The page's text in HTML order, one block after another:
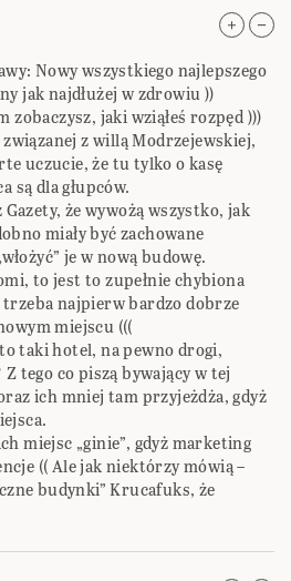
Nowy wszystkiego najlepszego
jak najdłużej w zdrowiu ))
jaki wziąłeś rozpęd )))
z willą Modrzejewskiej,
uczucie, że tu tylko o kasę
są dla głupców.
że wywożą wszystko, jak
miały być zachowane
je w nową budowę.
to jest to zupełnie chybiona
najpierw bardzo dobrze
miejscu (((
taki hotel, na pewno drogi,
tego co piszą bywający w tej
ich mniej tam przyjeżdża, gdyż
miejsc „ginie”, gdyż marketing
(( Ale jak niektórzy mówią –
budynki” Krucafuks, że